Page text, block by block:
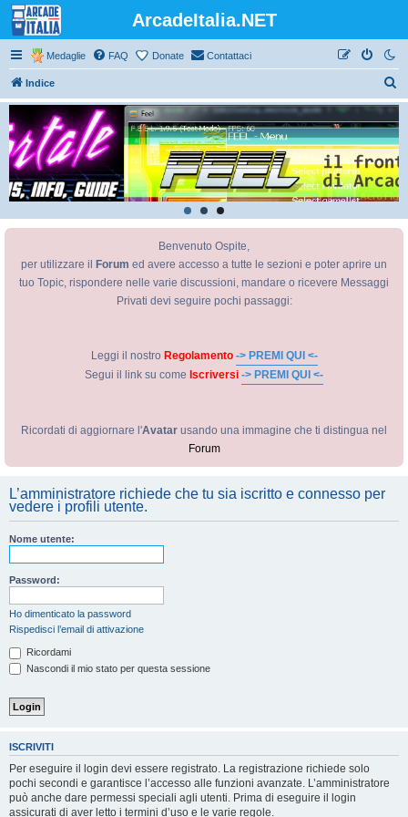
ArcadeItalia.NET
Medaglie FAQ Donate Contattaci
Indice
e
r
c
a
Benvenuto Ospite,
per utilizzare il
Forum ed avere accesso a tutte le sezioni e poter aprire un
tuo Topic, rispondere nelle varie discussioni, mandare o ricevere Messaggi
Privati devi seguire pochi passaggi:
Leggi il nostro Regolamento -> PREMI QUI <-
Segui il link su come Iscriversi -> PREMI QUI <-
Ricordati di aggiornare l'Avatar usando una immagine che ti distingua nel
Forum
L’amministratore richiede che tu sia iscritto e connesso per
vedere i profili utente.
Nome utente:
Password:
Ho dimenticato la password
Rispedisci l’email di attivazione
Ricordami
Nascondi il mio stato per questa sessione
ISCRIVITI
Per eseguire il login devi essere registrato. La registrazione richiede solo
pochi secondi e garantisce l’accesso alle funzioni avanzate. L’amministratore
può anche dare permessi speciali agli utenti. Prima di eseguire il login
assicurati di aver letto i termini d’uso e le varie regole.